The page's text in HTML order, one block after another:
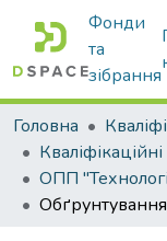
Фонди
та
зібрання
Головна